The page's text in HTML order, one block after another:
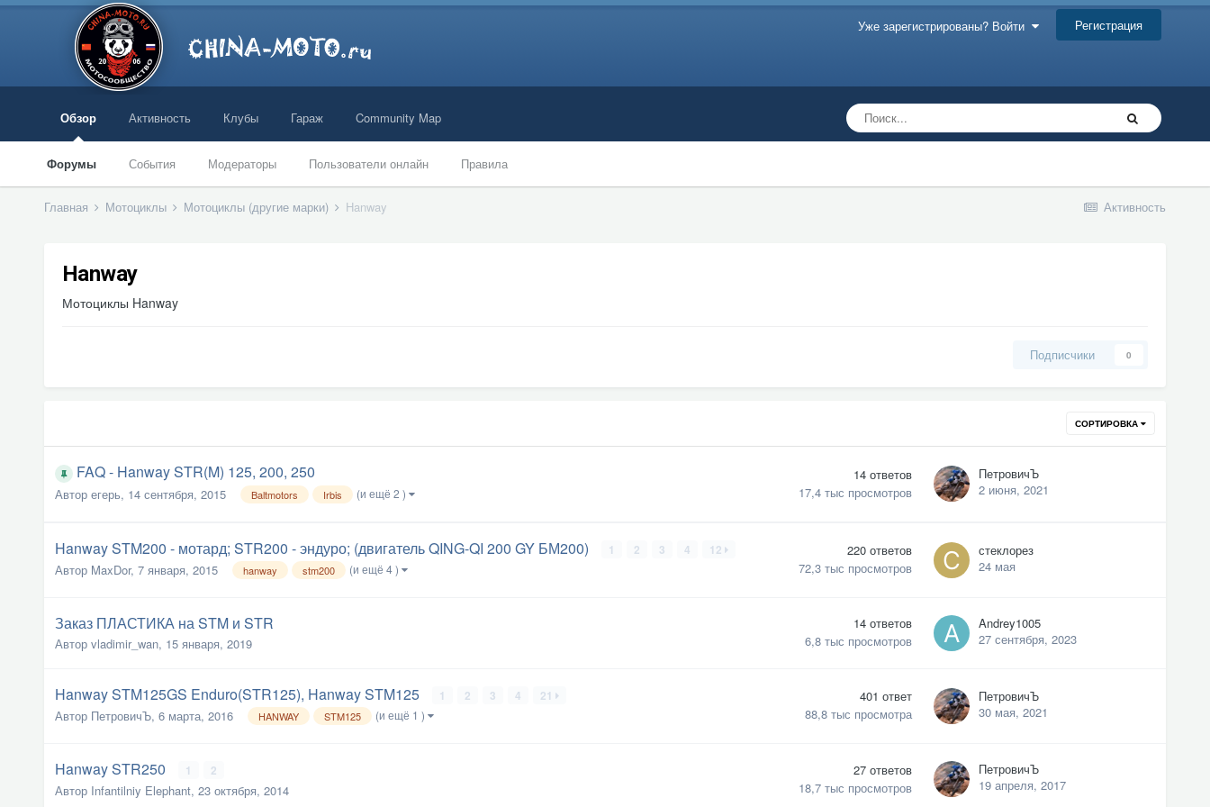
Уже зарегистрированы? Войти Регистрация
Обзор
Форумы События Модераторы Пользователи онлайн Правила
Активность Клубы Гараж Community Map
Активность
Главная Мотоциклы Мотоциклы (другие марки) Hanway
Hanway
Мотоциклы Hanway
Подписчики 0
СОРТИРОВКА
FAQ - Hanway STR(M) 125, 200, 250
Автор егерь, 14 сентября, 2015 Baltmotors Irbis (и ещё 2 )
14 ответов
17,4 тыс просмотров
ПетровичЪ
2 июня, 2021
Hanway STM200 - мотард; STR200 - эндуро; (двигатель QING-QI 200 GY БМ200) 1 2 3 4 12
Автор MaxDor, 7 января, 2015 hanway stm200 (и ещё 4 )
220 ответов
72,3 тыс просмотров
стеклорез
24 мая
Заказ ПЛАСТИКА на STM и STR
Автор vladimir_wan, 15 января, 2019
14 ответов
6,8 тыс просмотров
Andrey1005
27 сентября, 2023
Hanway STM125GS Enduro(STR125), Hanway STM125 1 2 3 4 21
Автор ПетровичЪ, 6 марта, 2016 HANWAY STM125 (и ещё 1 )
401 ответ
88,8 тыс просмотра
ПетровичЪ
30 мая, 2021
Hanway STR250 1 2
Автор Infantilniy Elephant, 23 октября, 2014
27 ответов
18,7 тыс просмотров
ПетровичЪ
19 апреля, 2017